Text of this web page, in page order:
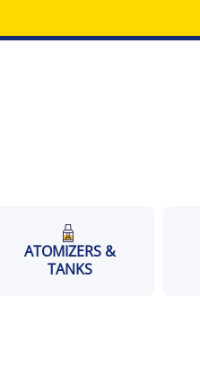
ATOMIZERS &
TANKS